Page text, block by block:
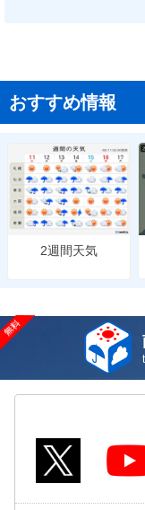
おすすめ情報
2週間天気